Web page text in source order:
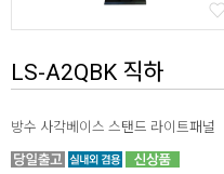
LS-A2QBK 직하
방수 사각베이스 스탠드 라이트패널